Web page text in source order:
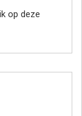
op deze